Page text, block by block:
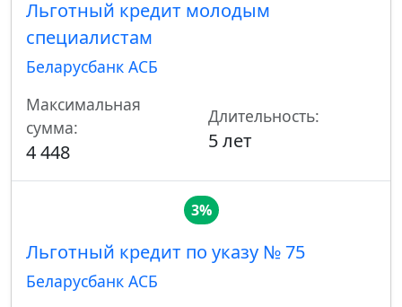
Льготный кредит молодым
специалистам
Беларусбанк АСБ
Максимальная
сумма:
4 448
Длительность:
5 лет
3%
Льготный кредит по указу № 75
Беларусбанк АСБ